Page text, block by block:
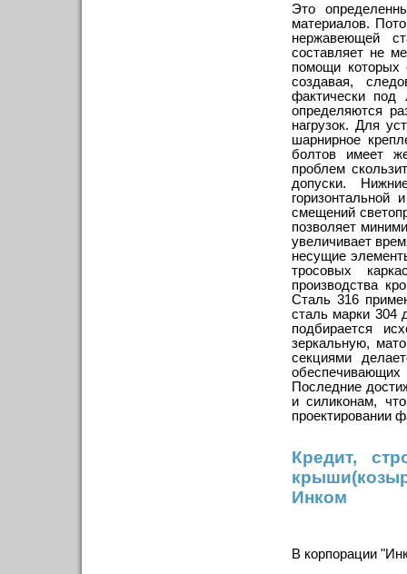
Это
материалов.
нержавеющей
составляет не
помощи которых
создавая,
фактически под
определяются
нагрузок. Для
шарнирное
болтов имеет
проблем
допуски.
горизонтальной
смещений
позволяет
увеличивает
несущие
тросовых
производства
Сталь 316
сталь марки 304
подбирается
зеркальную,
секциями
обеспечивающих
Последние
и силиконам,
проектировании
Кредит,
Инком
В корпорации